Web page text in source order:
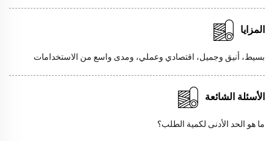
المزايا
بسيط، أنيق وجميل، اقتصادي وعملي، ومدى واسع من الاستخدامات
الأسئلة الشائعة
ما هو الحد الأدنى لكمية الطلب؟